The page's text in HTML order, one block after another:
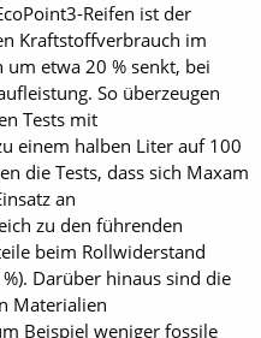
Reifen ist der
Kraftstoffverbrauch im
etwa 20 % senkt, bei
So überzeugen
Tests mit
einem halben Liter auf 100
die Tests, dass sich Maxam
an
zu den führenden
beim Rollwiderstand
Darüber hinaus sind die
Materialien
Beispiel weniger fossile